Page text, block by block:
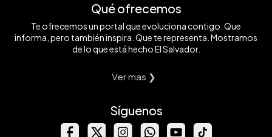
Qué ofrecemos
Te ofrecemos un portal que evoluciona contigo. Que
informa, pero también inspira. Que te representa. Mostramos
de lo que está hecho El Salvador.
Ver mas ❯
Síguenos